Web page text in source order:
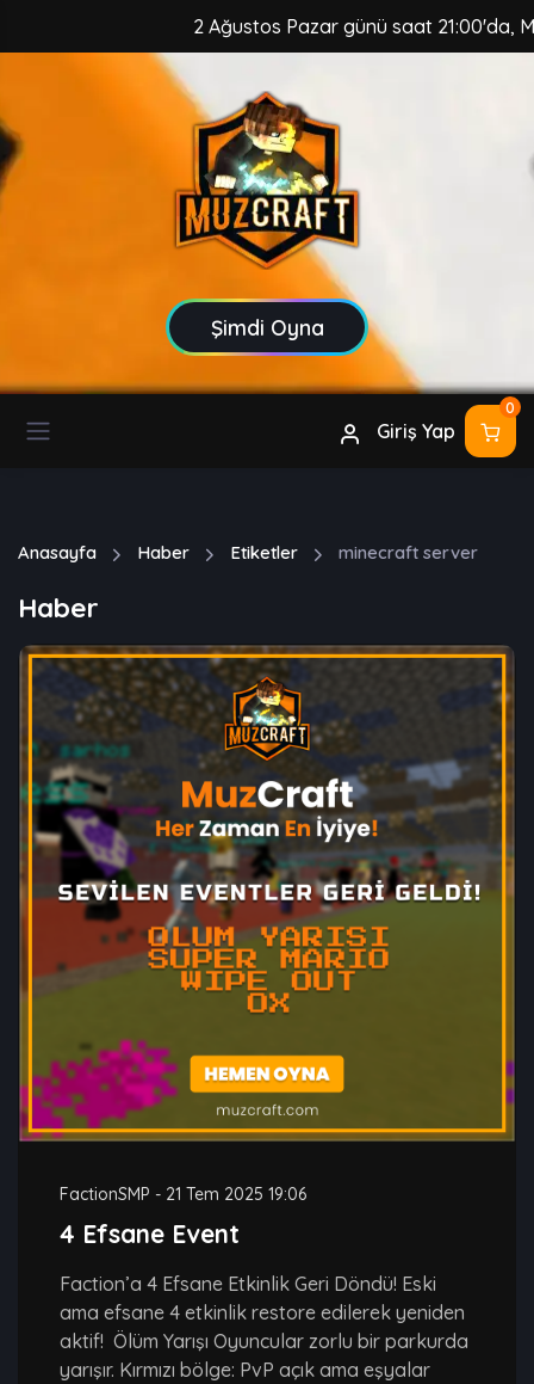
2 Ağustos Pazar günü saat 21:00'da,
Şimdi Oyna
Giriş Yap
0
Anasayfa Haber Etiketler minecraft server
Haber
FactionSMP - 21 Tem 2025 19:06
4 Efsane Event
Faction’a 4 Efsane Etkinlik Geri Döndü! Eski
ama efsane 4 etkinlik restore edilerek yeniden
aktif! Ölüm Yarışı Oyuncular zorlu bir parkurda
yarışır. Kırmızı bölge: PvP açık ama eşyalar